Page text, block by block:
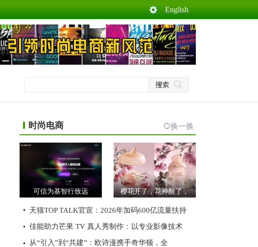
English
时尚电商 换一换
可信为基智行致远 樱花开了，花神醒了，
天猫TOP TALK官宣：2026年加码600亿流量扶持
佳能助力芒果 TV 真人秀制作：以专业影像技术
从“引入”到“共建”：欧诗漫携手奇华顿，全